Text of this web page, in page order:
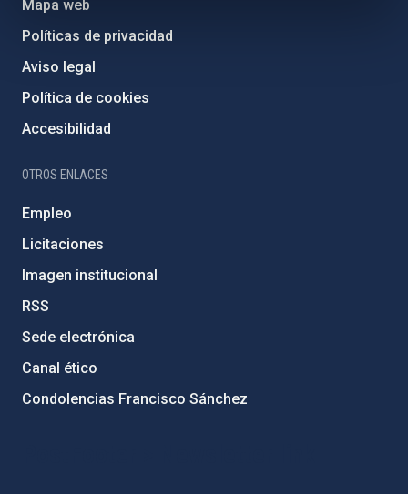
Mapa web
Políticas de privacidad
Aviso legal
Política de cookies
Accesibilidad
OTROS ENLACES
Empleo
Licitaciones
Imagen institucional
RSS
Sede electrónica
Canal ético
Condolencias Francisco Sánchez